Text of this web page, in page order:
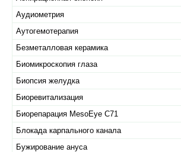
Аудиометрия
Аутогемотерапия
Безметалловая керамика
Биомикроскопия глаза
Биопсия желудка
Биоревитализация
Биорепарация MesoEye C71
Блокада карпального канала
Бужирование ануса